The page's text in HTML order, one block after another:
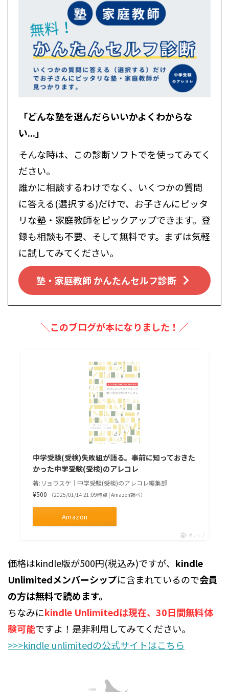
「どんな塾を選んだらいいかよくわからな
い...」
そんな時は、この診断ソフトでを使ってみてく
ださい。
誰かに相談するわけでなく、いくつかの質問
に答える(選択する)だけで、お子さんにピッタ
リな塾・家庭教師をピックアップできます。登
録も相談も不要、そして無料です。まずは気軽
に試してみてください。
塾・家庭教師 かんたんセルフ診断
╲このブログが本になりました！／
中学受験(受検)失敗組が語る。事前に知っておきた
かった中学受験(受検)のアレコレ
著:リョウスケ｜中学受験(受検)のアレコレ編集部
¥500
（2025/01/14 21:09時点 | Amazon調べ）
Amazon
ポチップ
価格はkindle版が500円(税込み)ですが、 kindle
Unlimitedメンバーシップに含まれているので会員
の方は無料で読めます。
ちなみにkindle Unlimitedは現在、30日間無料体
験可能ですよ！是非利用してみてください。
>>>kindle unlimitedの公式サイトはこちら